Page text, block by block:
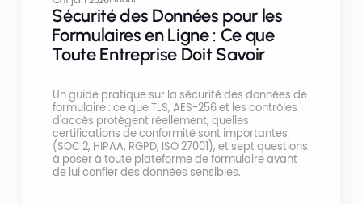
Sécurité des Données pour les
Formulaires en Ligne : Ce que
Toute Entreprise Doit Savoir
Un guide pratique sur la sécurité des données de
formulaire : ce que TLS, AES-256 et les contrôles
d'accès protègent réellement, quelles
certifications de conformité sont importantes
(SOC 2, HIPAA, RGPD, ISO 27001), et sept questions
à poser à toute plateforme de formulaire avant
de lui confier des données sensibles.